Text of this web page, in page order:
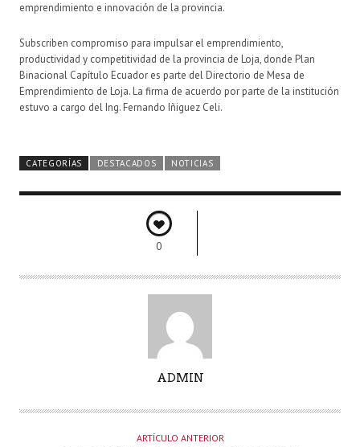
emprendimiento e innovación de la provincia.
Subscriben compromiso para impulsar el emprendimiento,
productividad y competitividad de la provincia de Loja, donde Plan
Binacional Capítulo Ecuador es parte del Directorio de Mesa de
Emprendimiento de Loja. La firma de acuerdo por parte de la institución
estuvo a cargo del Ing. Fernando Iñiguez Celi.
CATEGORÍAS DESTACADOS NOTICIAS
0
T
ADMIN
ARTÍCULO ANTERIOR